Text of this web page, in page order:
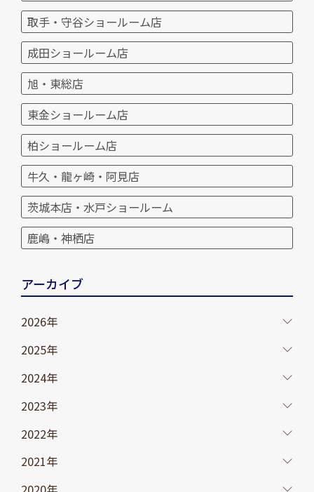
取手・守谷ショールーム店
成田ショールーム店
旭・東総店
東金ショールーム店
柏ショールーム店
牛久・龍ヶ崎・阿見店
茨城本店・水戸ショールーム
鹿嶋・神栖店
アーカイブ
2026年
2025年
2024年
2023年
2022年
2021年